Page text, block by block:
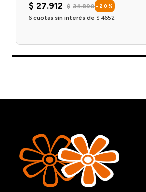
$ 27.912 $ 34.890 - 20 %
6 cuotas sin interés de $ 4652